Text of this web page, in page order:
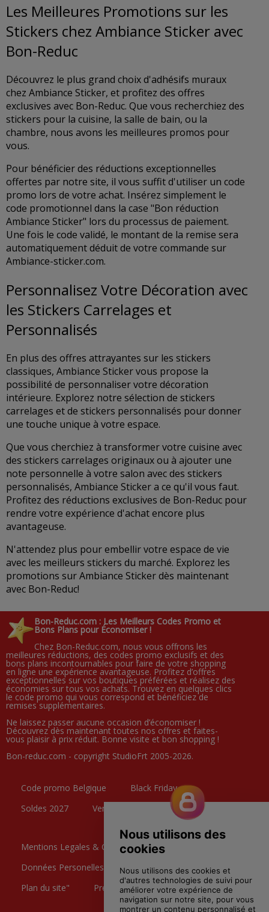
Les Meilleures Promotions sur les
Stickers chez Ambiance Sticker avec
Bon-Reduc
Découvrez le plus grand choix d'adhésifs muraux
chez Ambiance Sticker, et profitez des offres
exclusives avec Bon-Reduc. Que vous recherchiez des
stickers pour la cuisine, la salle de bain, ou la
chambre, nous avons les meilleures promos pour
vous.
Pour bénéficier des réductions exceptionnelles
offertes par notre site, il vous suffit d'utiliser un code
promo lors de votre achat. Insérez simplement le
code promotionnel dans la case "Bon réduction
Ambiance Sticker" lors du processus de paiement.
Une fois le code validé, le montant de la remise sera
automatiquement déduit de votre commande sur
Ambiance-sticker.com.
Personnalisez Votre Décoration avec
les Stickers Carrelages et
Personnalisés
En plus des offres attrayantes sur les stickers
classiques, Ambiance Sticker vous propose la
possibilité de personnaliser votre décoration
intérieure. Explorez notre sélection de stickers
carrelages et de stickers personnalisés pour donner
une touche unique à votre espace.
Que vous cherchiez à transformer votre cuisine avec
des stickers carrelages originaux ou à ajouter une
note personnelle à votre salon avec des stickers
personnalisés, Ambiance Sticker a ce qu'il vous faut.
Profitez des réductions exclusives de Bon-Reduc pour
rendre votre expérience d'achat encore plus
avantageuse.
N'attendez plus pour embellir votre espace de vie
avec les meilleurs stickers du marché. Explorez les
promotions sur Ambiance Sticker dès maintenant
avec Bon-Reduc!
Bon-Reduc.com : Les Meilleurs Codes Promo et
Bons Plans pour Économiser !
Chez Bon-Reduc.com, nous vous offrons les
meilleures réductions, des codes promo exclusifs et des
bons plans incontournables pour faire de votre shopping
en ligne une expérience avantageuse. Profitez d’offres
exceptionnelles sur vos boutiques préférées et réalisez des
économies sur tous vos achats. Trouvez en quelques clics
le code promo qui vous correspond et bénéficiez de
remises supplémentaires.
Ne laissez passer aucune occasion d’économiser !
Découvrez dès maintenant toutes nos offres et faites-
vous plaisir à prix réduit. Bonne visite et bon shopping !
Bon-reduc.com - copyright StudioFrt 2005-2026.
Code promo Belgique
Black Friday
Soldes 2027
Ventes Privées
Mentions Legales & CGU
Données Personelles
Contactez nous
Plan du site"
Preference Cookies